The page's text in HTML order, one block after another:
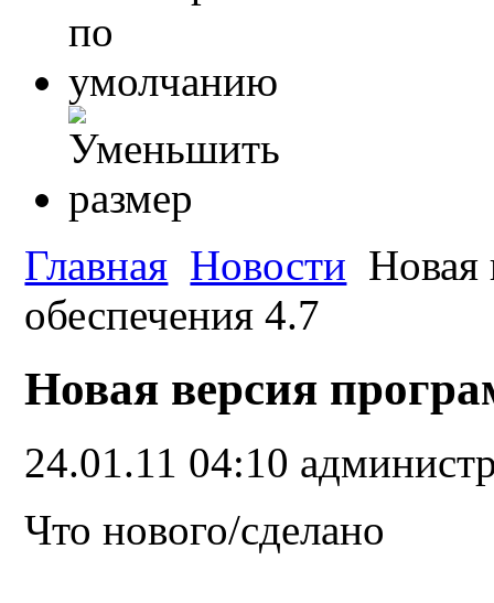
Главная Новости Новая
обеспечения 4.7
Новая версия
24.01.11 04:10
Что нового/сделано